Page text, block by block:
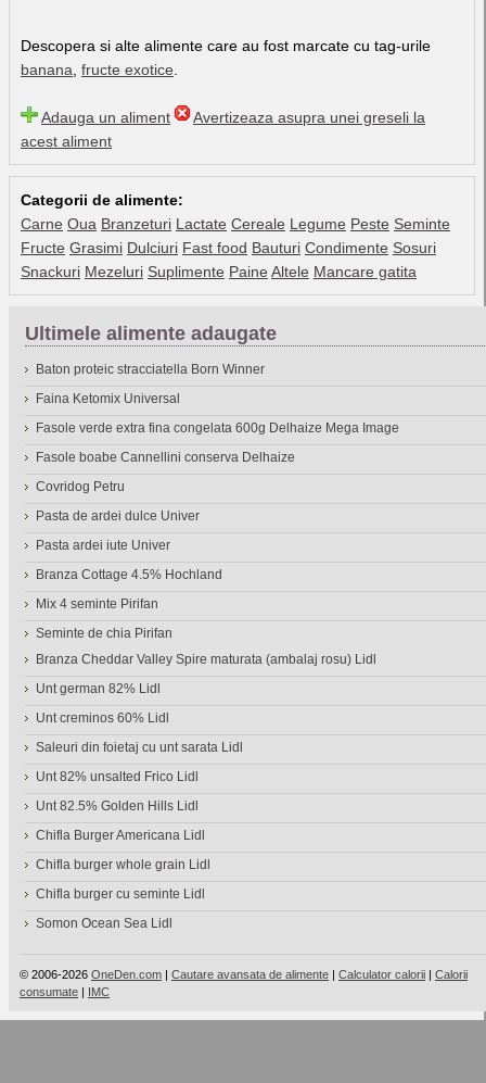
Descopera si alte alimente care au fost marcate cu tag-urile
banana fructe exotice
Adauga un aliment
Avertizeaza asupra unei greseli la
acest aliment
Categorii de alimente:
Carne Oua Branzeturi Lactate Cereale Legume Peste Seminte
Fructe Grasimi Dulciuri Fast food Bauturi Condimente Sosuri
Snackuri Mezeluri Suplimente Paine Altele Mancare gatita
Ultimele alimente adaugate
Baton proteic stracciatella Born Winner
Faina Ketomix Universal
Fasole verde extra fina congelata 600g Delhaize Mega Image
Fasole boabe Cannellini conserva Delhaize
Covridog Petru
Pasta de ardei dulce Univer
Pasta ardei iute Univer
Branza Cottage 4.5% Hochland
Mix 4 seminte Pirifan
Seminte de chia Pirifan
Branza Cheddar Valley Spire maturata (ambalaj rosu) Lidl
Unt german 82% Lidl
Unt creminos 60% Lidl
Saleuri din foietaj cu unt sarata Lidl
Unt 82% unsalted Frico Lidl
Unt 82.5% Golden Hills Lidl
Chifla Burger Americana Lidl
Chifla burger whole grain Lidl
Chifla burger cu seminte Lidl
Somon Ocean Sea Lidl
© 2006-2026 OneDen.com | Cautare avansata de alimente | Calculator calorii | Calorii
consumate | IMC